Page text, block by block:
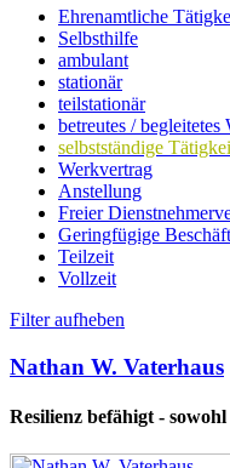
Ehrenamtliche
Selbsthilfe
ambulant
stationär
teilstationär
betreutes / begleitetes
selbstständige
Werkvertrag
Anstellung
Freier
Geringfügige
Teilzeit
Vollzeit
Filter aufheben
Nathan W. Vaterhaus
Resilienz befähigt - sowohl